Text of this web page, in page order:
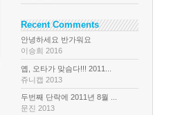
Recent Comments
안녕하세요 반가워요
이승희 2016
옙, 오타가 맞슴다!!! 2011...
쥬니캡 2013
두번째 단락에 2011년 8월 ...
문진 2013